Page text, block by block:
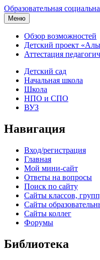
Образовательная
Меню
Обзор возможностей
Детский проект
Аттестация
Детский сад
Начальная школа
Школа
НПО и СПО
ВУЗ
Навигация
Вход/регистрация
Главная
Мой мини-сайт
Ответы на вопросы
Поиск по сайту
Сайты классов,
Сайты
Сайты коллег
Форумы
Библиотека